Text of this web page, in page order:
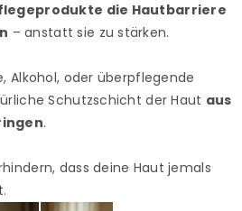
die Hautbarriere
– anstatt sie zu stärken.
oder überpflegende
Schutzschicht der Haut aus
.
dass deine Haut jemals